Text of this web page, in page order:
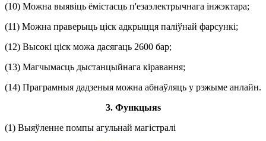
(10) Можна выявіць ёмістасць п'езаэлектрычнага інжэктара;
(11) Можна праверыць ціск адкрыцця паліўнай фарсункі;
(12) Высокі ціск можа дасягаць 2600 бар;
(13) Магчымасць дыстанцыйнага кіравання;
(14) Праграмныя дадзеныя можна абнаўляць у рэжыме анлайн.
3. Функцыяs
(1) Выяўленне помпы агульнай магістралі